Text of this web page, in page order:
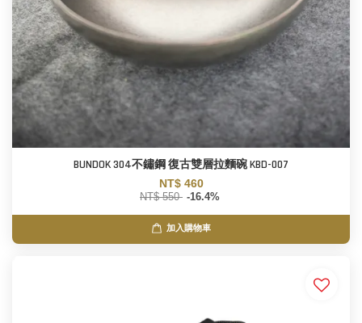
BUNDOK 304不鏽鋼 復古雙層拉麵碗 KBD-007
NT$ 460
NT$ 550 -16.4%
加入購物車